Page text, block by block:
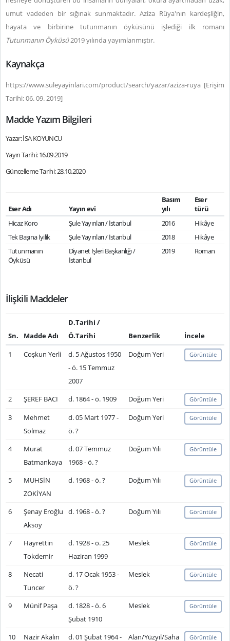
umut vadeden bir sığınak sunmaktadır. Aziza Rüya'nın kardeşliğin,
hayata ve birbirine tutunmanın öyküsünü işlediği ilk romanı
Tutunmanın Öyküsü2019 yılında yayımlanmıştır.
Kaynakça
https://www.suleyayinlari.com/product/search/yazar/aziza-ruya [Erişim
Tarihi: 06. 09. 2019]
Madde Yazım Bilgileri
Yazar: İSA KOYUNCU
Yayın Tarihi: 16.09.2019
Güncelleme Tarihi: 28.10.2020
Eser Adı Yayın evi
Basım
yılı
Eser
türü
Hicaz Koro
Şule Yayınları / İstanbul 2016
Hikâye
Tek Başına İyilik
Şule Yayınları / İstanbul 2018
Hikâye
Tutunmanın
Öyküsü
Diyanet İşleri Başkanlığı /
İstanbul
2019 Roman
İlişkili Maddeler
Sn. Madde Adı
D.Tarihi /
Ö.Tarihi
Benzerlik
İncele
1
Coşkun Yerli
d. 5 Ağustos 1950
- ö. 15 Temmuz
2007
Doğum Yeri Görüntüle
2 ŞEREF BACI d. 1864 - ö. 1909 Doğum Yeri Görüntüle
3
Mehmet
Solmaz
d. 05 Mart 1977 -
ö. ?
Doğum Yeri Görüntüle
4
Murat
Batmankaya
d. 07 Temmuz
1968 - ö. ?
Doğum Yılı Görüntüle
5
MUHSİN
ZOKİYAN
d. 1968 - ö. ? Doğum Yılı Görüntüle
6
Şenay Eroğlu
Aksoy
d. 1968 - ö. ? Doğum Yılı Görüntüle
7
Hayrettin
Tokdemir
d. 1928 - ö. 25
Haziran 1999
Meslek Görüntüle
8
Necati
Tuncer
d. 17 Ocak 1953 -
ö. ?
Meslek Görüntüle
9 Münif Paşa
d. 1828 - ö. 6
Şubat 1910
Meslek Görüntüle
10 Nazir Akalın d. 01 Şubat 1964 - Alan/Yüzyıl/Saha Görüntüle